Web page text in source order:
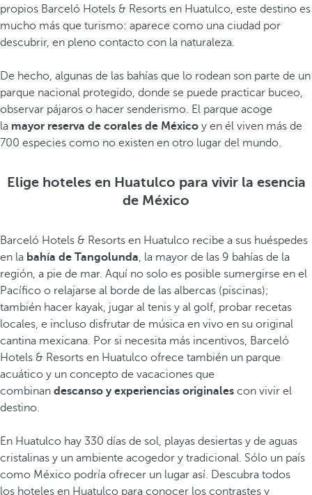
propios Barceló Hotels & Resorts en Huatulco, este destino es
mucho más que turismo: aparece como una ciudad por
descubrir, en pleno contacto con la naturaleza.
De hecho, algunas de las bahías que lo rodean son parte de un
parque nacional protegido, donde se puede practicar buceo,
observar pájaros o hacer senderismo. El parque acoge
la mayor reserva de corales de México y en él viven más de
700 especies como no existen en otro lugar del mundo.
Elige hoteles en Huatulco para vivir la esencia
de México
Barceló Hotels & Resorts en Huatulco recibe a sus huéspedes
en la bahía de Tangolunda, la mayor de las 9 bahías de la
región, a pie de mar. Aquí no solo es posible sumergirse en el
Pacífico o relajarse al borde de las albercas (piscinas);
también hacer kayak, jugar al tenis y al golf, probar recetas
locales, e incluso disfrutar de música en vivo en su original
cantina mexicana. Por si necesita más incentivos, Barceló
Hotels & Resorts en Huatulco ofrece también un parque
acuático y un concepto de vacaciones que
combinan descanso y experiencias originales con vivir el
destino.
En Huatulco hay 330 días de sol, playas desiertas y de aguas
cristalinas y un ambiente acogedor y tradicional. Sólo un país
como México podría ofrecer un lugar así. Descubra todos
los hoteles en Huatulco para conocer los contrastes y